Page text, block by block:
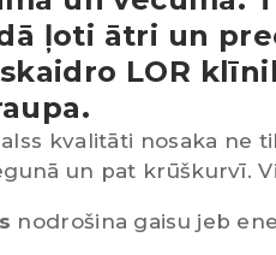
ļoti ātri un
LOR
kvalitāti nosaka ne
un pat krūškurvī.
nodrošina gaisu jeb